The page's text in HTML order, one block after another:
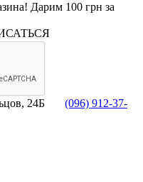
Дарим 100 грн за
24Б (096) 912-37-